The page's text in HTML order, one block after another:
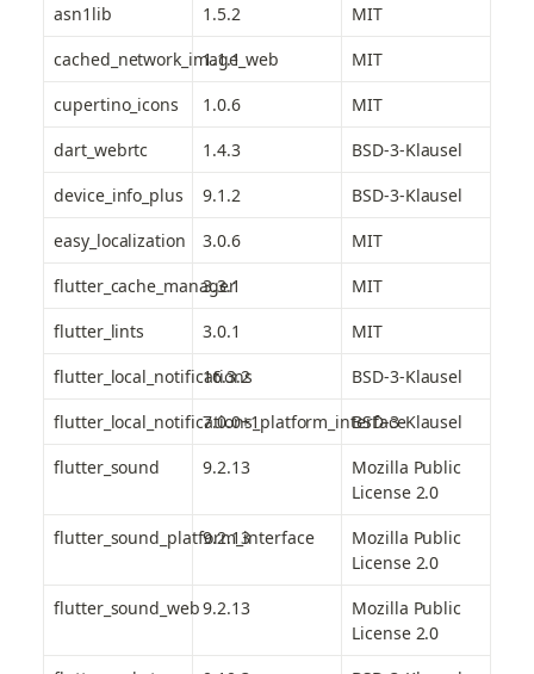
asn1lib
1.5.2
MIT
cached_network_image_web
1.1.1
MIT
cupertino_icons
1.0.6
MIT
dart_webrtc
1.4.3
BSD-3-Klausel
device_info_plus
9.1.2
BSD-3-Klausel
easy_localization
3.0.6
MIT
flutter_cache_manager
3.3.1
MIT
flutter_lints
3.0.1
MIT
flutter_local_notifications
16.3.2
BSD-3-Klausel
flutter_local_notifications_platform_interface
7.0.0+1
BSD-3-Klausel
flutter_sound
9.2.13
Mozilla Public
License 2.0
flutter_sound_platform_interface
9.2.13
Mozilla Public
License 2.0
flutter_sound_web9.2.13
Mozilla Public
License 2.0